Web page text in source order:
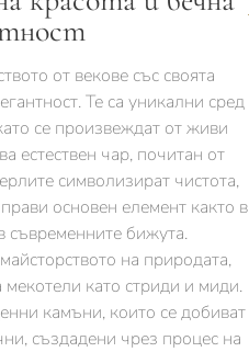
от векове със своята
Те са уникални сред
се произвеждат от живи
естествен чар, почитан от
символизират чистота,
основен елемент както в
съвременните бижута.
на природата,
като стриди и миди.
камъни, които се добиват
създадени чрез процес на